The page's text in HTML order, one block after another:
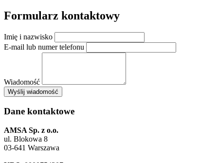
Formularz kontaktowy
Imię i nazwisko
E-mail lub numer telefonu
Wiadomość
Wyślij wiadomośćAMSA Sp. z o.o. - ul. Blokowa 8, Warszawa
+
−
Dane kontaktowe
AMSA Sp. z o.o.
ul. Blokowa 8
03-641 Warszawa